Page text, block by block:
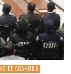
DE COAHUILA